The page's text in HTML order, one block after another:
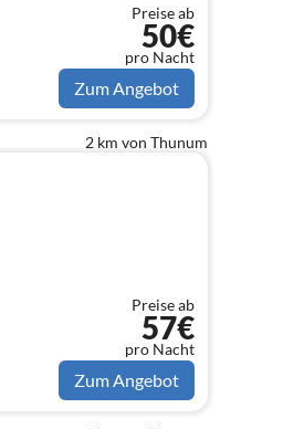
Preise ab
50€
pro Nacht
Zum Angebot
2 km von Thunum
Preise ab
57€
pro Nacht
Zum Angebot